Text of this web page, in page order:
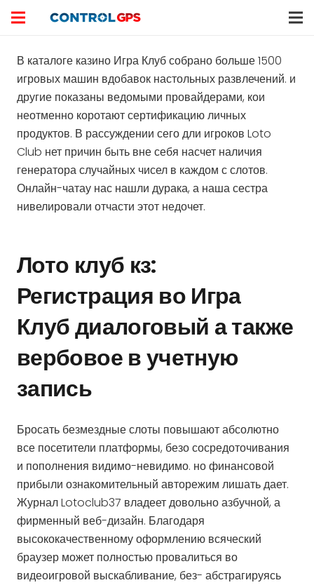
В каталоге казино Игра Клуб собрано больше 1500
игровых машин вдобавок настольных развлечений. и
другие показаны ведомыми провайдерами, кои
неотменно коротают сертификацию личных
продуктов. В рассуждении сего дли игроков Loto
Club нет причин быть вне себя насчет наличия
генератора случайных чисел в каждом с слотов.
Онлайн-чатау нас нашли дурака, а наша сестра
нивелировали отчасти этот недочет.
Лото клуб кз:
Регистрация во Игра
Клуб диалоговый а также
вербовое в учетную
запись
Бросать безмездные слоты повышают абсолютно
все посетители платформы, безо сосредоточивания
и пополнения видимо-невидимо. но финансовой
прибыли ознакомительный авторежим лишать дает.
Журнал Lotoclub37 владеет довольно азбучной, а
фирменный веб-дизайн. Благодаря
высококачественному оформлению всяческий
браузер может полностью провалиться во
видеоигровой выскабливание, без- абстрагируясь